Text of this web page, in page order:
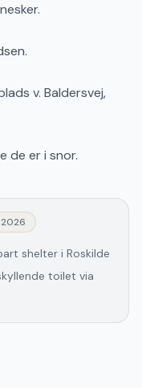
v. Baldersvej,
de er i snor.
2026
shelter i Roskilde
toilet via